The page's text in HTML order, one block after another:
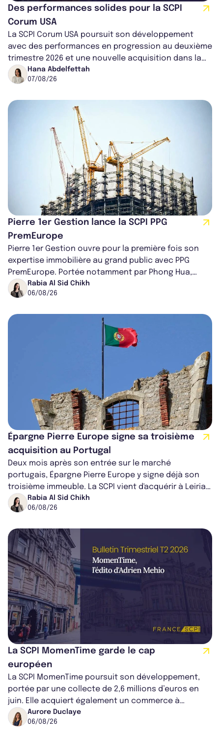
Des performances solides pour la SCPI
Corum USA
La SCPI Corum USA poursuit son développement
avec des performances en progression au deuxième
trimestre 2026 et une nouvelle acquisition dans la
région de Chicago. Entre hausse de...
Hana Abdelfettah
07/08/26
Pierre 1er Gestion lance la SCPI PPG
PremEurope
Pierre 1er Gestion ouvre pour la première fois son
expertise immobilière au grand public avec PPG
PremEurope. Portée notamment par Phong Hua,
ancien directeur des investissements d...
Rabia Al Sid Chikh
06/08/26
Épargne Pierre Europe signe sa troisième
acquisition au Portugal
Deux mois après son entrée sur le marché
portugais, Épargne Pierre Europe y signe déjà son
troisième immeuble. La SCPI vient d'acquérir à Leiria,
dans le centre du pays, un établis...
Rabia Al Sid Chikh
06/08/26
La SCPI MomenTime garde le cap
européen
La SCPI MomenTime poursuit son développement,
portée par une collecte de 2,6 millions d’euros en
juin. Elle acquiert également un commerce à
Worcester, place une plateforme logisti...
Aurore Duclaye
06/08/26